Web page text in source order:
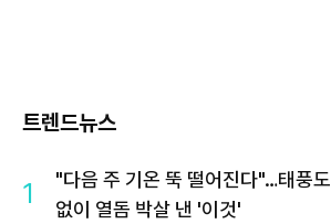
트렌드뉴스
1
"다음 주 기온 뚝 떨어진다"…태풍도
없이 열돔 박살 낸 '이것'